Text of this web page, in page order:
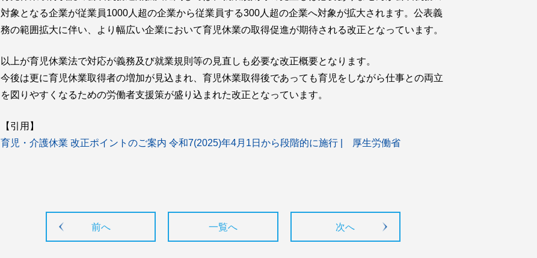
対象となる企業が従業員1000人超の企業から従業員する300人超の企業へ対象が拡大されます。公表義
務の範囲拡大に伴い、より幅広い企業において育児休業の取得促進が期待される改正となっています。
以上が育児休業法で対応が義務及び就業規則等の見直しも必要な改正概要となります。
今後は更に育児休業取得者の増加が見込まれ、育児休業取得後であっても育児をしながら仕事との両立
を図りやすくなるための労働者支援策が盛り込まれた改正となっています。
【引用】
育児・介護休業 改正ポイントのご案内 令和7(2025)年4月1日から段階的に施行 | 厚生労働省
前へ 一覧へ 次へ